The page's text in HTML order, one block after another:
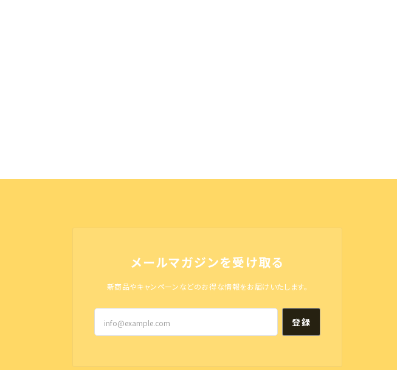
メールマガジンを受け取る
新商品やキャンペーンなどのお得な情報をお届けいたします。
登録